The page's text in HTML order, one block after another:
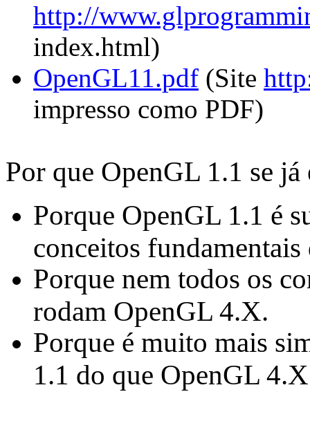
http://
index.html)
OpenGL11.pdf (Site
impresso como PDF)
Por que OpenGL 1.1 se
Porque OpenGL 1.1 é
conceitos
Porque nem todos os
rodam OpenGL 4.X.
Porque é muito mais
1.1 do que OpenGL